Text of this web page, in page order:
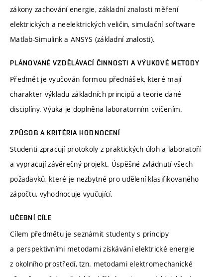
zákony zachování energie, základní znalosti měření
elektrických a neelektrických veličin, simulační software
Matlab-Simulink a ANSYS (základní znalosti).
PLÁNOVANÉ VZDĚLÁVACÍ ČINNOSTI A VÝUKOVÉ METODY
Předmět je vyučován formou přednášek, které mají
charakter výkladu základních principů a teorie dané
disciplíny. Výuka je doplněna laboratorním cvičením.
ZPŮSOB A KRITÉRIA HODNOCENÍ
Studenti zpracují protokoly z praktických úloh a laboratoří
a vypracují závěrečný projekt. Úspěšné zvládnutí všech
požadavků, které je nezbytné pro udělení klasifikovaného
zápočtu, vyhodnocuje vyučující.
UČEBNÍ CÍLE
Cílem předmětu je seznámit studenty s principy
a perspektivními metodami získávání elektrické energie
z okolního prostředí, tzn. metodami elektromechanické